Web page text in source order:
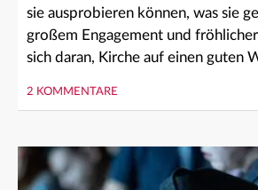
sie ausprobieren können, was sie
großem Engagement und
sich daran, Kirche auf einen guten
2 KOMMENTARE